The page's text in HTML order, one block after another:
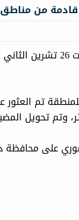
من
وتم تحويل